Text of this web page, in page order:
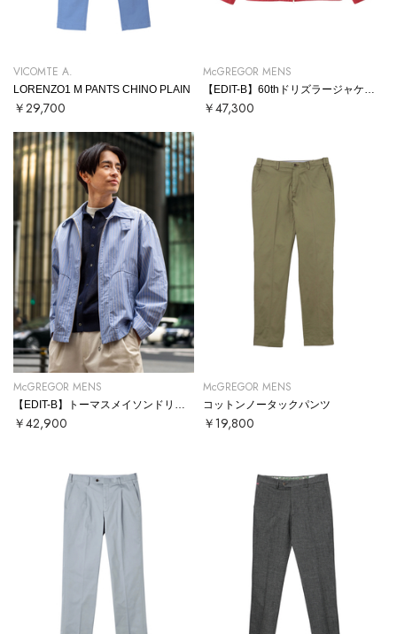
VICOMTE A.
LORENZO1 M PANTS CHINO PLAIN
￥29,700
McGREGOR MENS
【EDIT-B】60thドリズラージャケット
￥47,300
McGREGOR MENS
【EDIT-B】トーマスメイソンドリズラー
￥42,900
McGREGOR MENS
コットンノータックパンツ
￥19,800